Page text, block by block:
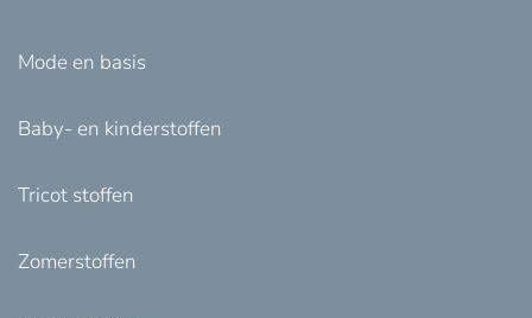
Mode en basis
Baby- en kinderstoffen
Tricot stoffen
Zomerstoffen